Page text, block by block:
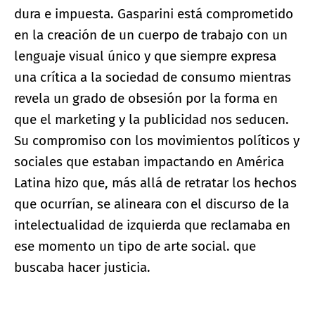
dura e impuesta. Gasparini está comprometido
en la creación de un cuerpo de trabajo con un
lenguaje visual único y que siempre expresa
una crítica a la sociedad de consumo mientras
revela un grado de obsesión por la forma en
que el marketing y la publicidad nos seducen.
Su compromiso con los movimientos políticos y
sociales que estaban impactando en América
Latina hizo que, más allá de retratar los hechos
que ocurrían, se alineara con el discurso de la
intelectualidad de izquierda que reclamaba en
ese momento un tipo de arte social. que
buscaba hacer justicia.